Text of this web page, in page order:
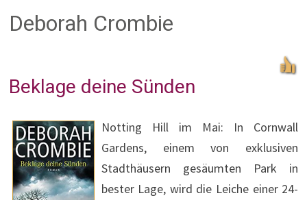
Deborah Crombie
Beklage deine Sünden
Notting Hill im Mai: In Cornwall
Gardens, einem von exklusiven
Stadthäusern gesäumten Park in
bester Lage, wird die Leiche einer 24-